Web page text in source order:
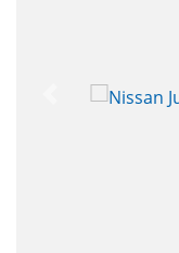
Précèdent